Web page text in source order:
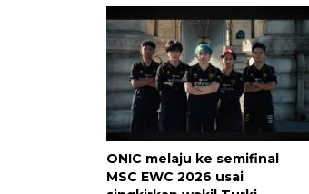
ONIC melaju ke semifinal
MSC EWC 2026 usai